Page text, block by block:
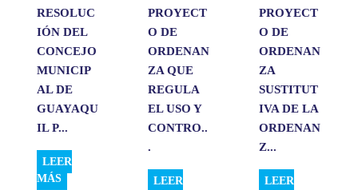
RESOLUC
IÓN DEL
CONCEJO
MUNICIP
AL DE
GUAYAQU
IL P...
LEER
MÁS
PROYECT
O DE
ORDENAN
ZA QUE
REGULA
EL USO Y
CONTRO..
.
LEER
PROYECT
O DE
ORDENAN
ZA
SUSTITUT
IVA DE LA
ORDENAN
Z...
LEER